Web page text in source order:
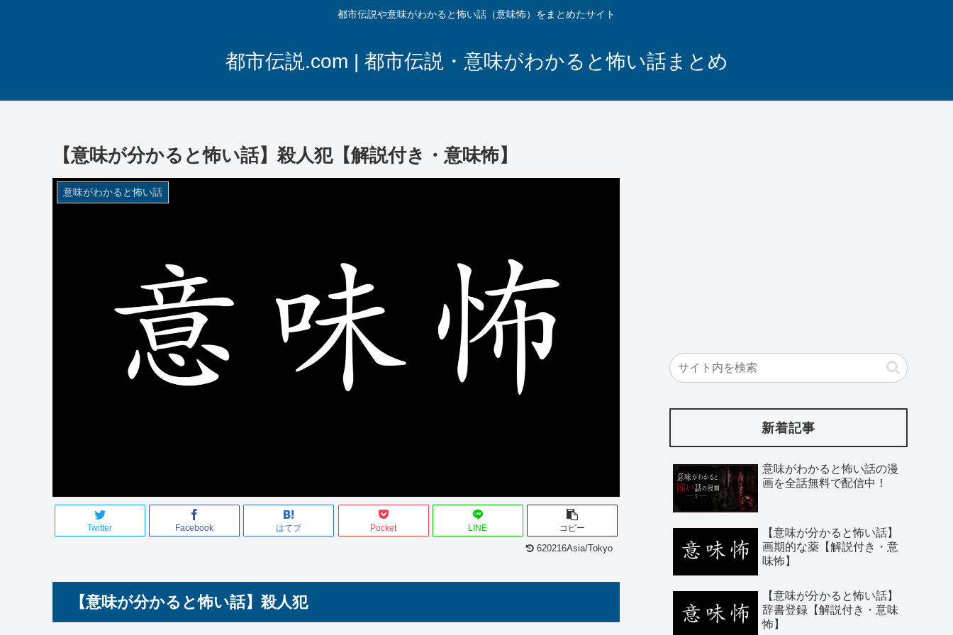
都市伝説や意味がわかると怖い話（意味怖）をまとめたサイト
都市伝説.com | 都市伝説・意味がわかると怖い話まとめ
【意味が分かると怖い話】殺人犯【解説付き・意味怖】
意味がわかると怖い話
Twitter Facebook はてブ Pocket LINE コピー
620216Asia/Tokyo
【意味が分かると怖い話】殺人犯
新着記事
意味がわかると怖い話の漫
画を全話無料で配信中！
【意味が分かると怖い話】
画期的な薬【解説付き・意
味怖】
【意味が分かると怖い話】
辞書登録【解説付き・意味
怖】